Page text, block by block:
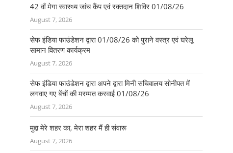
42 वाँ मेगा स्वास्थ्य जांच कैंप एवं रक्तदान शिविर 01/08/26
August 7, 2026
सेफ इंडिया फाउंडेशन द्वारा 01/08/26 को पुराने वस्त्र एवं घरेलू
सामान वितरण कार्यक्रम
August 7, 2026
सेफ इंडिया फाउंडेशन द्वारा अपने द्वारा मिनी सचिवालय सोनीपत में
लगवाए गए बेंचों की मरम्मत करवाई 01/08/26
August 7, 2026
मुद्दा मेरे शहर का, मेरा शहर मैं ही संवारू
August 7, 2026